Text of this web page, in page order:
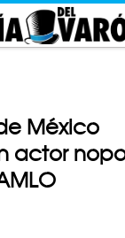
México
actor